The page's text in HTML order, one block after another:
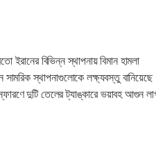
বিভিন্ন স্থাপনায় বিমান হামলা
সামরিক স্থাপনাগুলোকে লক্ষ্যবস্তু বানিয়েছে
দুটি তেলের ট্যাঙ্কারে ভয়াবহ আগুন